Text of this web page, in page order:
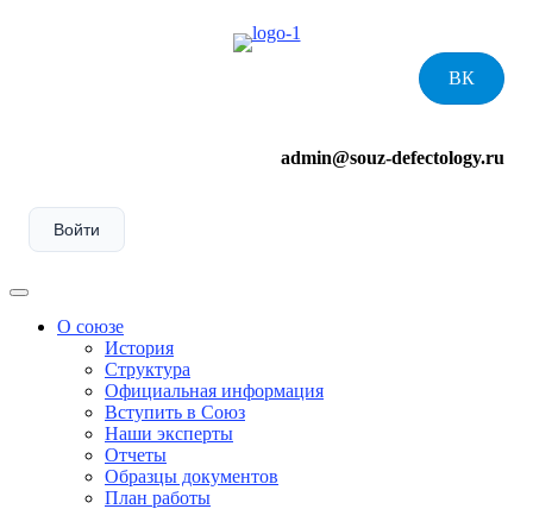
ВК
admin@souz-defectology.ru
Войти
Menu
О союзе
История
Структура
Официальная информация
Вступить в Союз
Наши эксперты
Отчеты
Образцы документов
План работы